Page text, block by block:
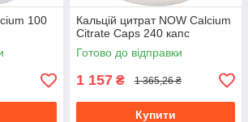
100
Кальцій цитрат NOW Calcium
Citrate Caps 240 капс
Готово до відправки
1 157 ₴ 1 365,26 ₴
Купити